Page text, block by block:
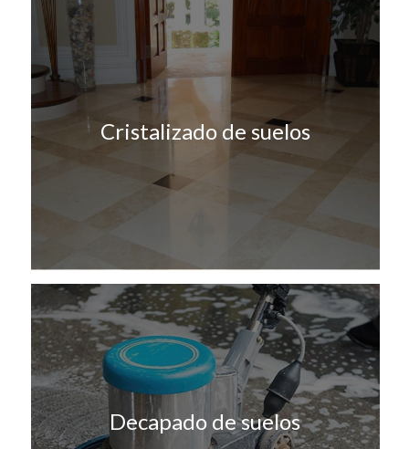
Cristalizado de suelos
Decapado de suelos